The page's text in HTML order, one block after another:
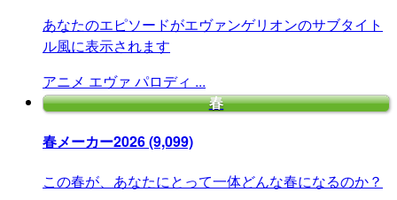
あなたのエピソードがエヴァンゲリオンのサブタイト
ル風に表示されます
アニメ エヴァ パロディ ...
春
春メーカー2026(9,099)
この春が、あなたにとって一体どんな春になるのか？